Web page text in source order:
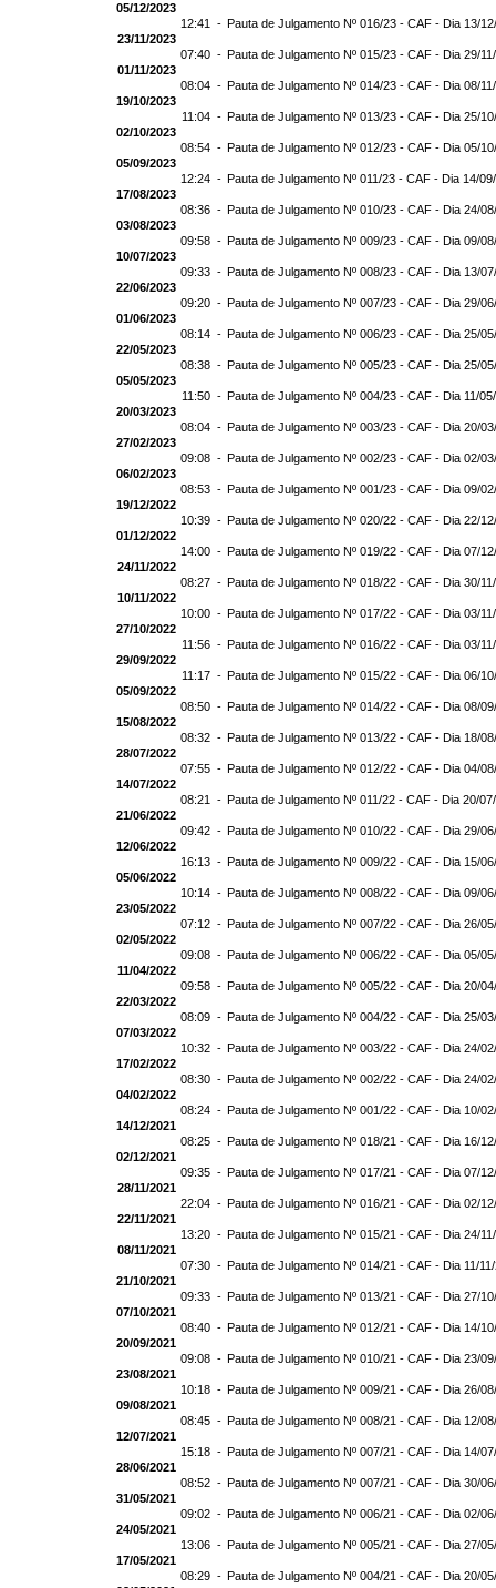
05/12/2023
12:41 - Pauta de Julgamento Nº 016/23 - CAF - Dia 13/
23/11/2023
07:40 - Pauta de Julgamento Nº 015/23 - CAF - Dia 29/
01/11/2023
08:04 - Pauta de Julgamento Nº 014/23 - CAF - Dia 08/
19/10/2023
11:04 - Pauta de Julgamento Nº 013/23 - CAF - Dia 25/
02/10/2023
08:54 - Pauta de Julgamento Nº 012/23 - CAF - Dia 05/
05/09/2023
12:24 - Pauta de Julgamento Nº 011/23 - CAF - Dia 14/
17/08/2023
08:36 - Pauta de Julgamento Nº 010/23 - CAF - Dia 24/
03/08/2023
09:58 - Pauta de Julgamento Nº 009/23 - CAF - Dia 09/
10/07/2023
09:33 - Pauta de Julgamento Nº 008/23 - CAF - Dia 13/
22/06/2023
09:20 - Pauta de Julgamento Nº 007/23 - CAF - Dia 29/
01/06/2023
08:14 - Pauta de Julgamento Nº 006/23 - CAF - Dia 25/
22/05/2023
08:38 - Pauta de Julgamento Nº 005/23 - CAF - Dia 25/
05/05/2023
11:50 - Pauta de Julgamento Nº 004/23 - CAF - Dia 11/
20/03/2023
08:04 - Pauta de Julgamento Nº 003/23 - CAF - Dia 20/
27/02/2023
09:08 - Pauta de Julgamento Nº 002/23 - CAF - Dia 02/
06/02/2023
08:53 - Pauta de Julgamento Nº 001/23 - CAF - Dia 09/
19/12/2022
10:39 - Pauta de Julgamento Nº 020/22 - CAF - Dia 22/
01/12/2022
14:00 - Pauta de Julgamento Nº 019/22 - CAF - Dia 07/
24/11/2022
08:27 - Pauta de Julgamento Nº 018/22 - CAF - Dia 30/
10/11/2022
10:00 - Pauta de Julgamento Nº 017/22 - CAF - Dia 03/
27/10/2022
11:56 - Pauta de Julgamento Nº 016/22 - CAF - Dia 03/
29/09/2022
11:17 - Pauta de Julgamento Nº 015/22 - CAF - Dia 06/
05/09/2022
08:50 - Pauta de Julgamento Nº 014/22 - CAF - Dia 08/
15/08/2022
08:32 - Pauta de Julgamento Nº 013/22 - CAF - Dia 18/
28/07/2022
07:55 - Pauta de Julgamento Nº 012/22 - CAF - Dia 04/
14/07/2022
08:21 - Pauta de Julgamento Nº 011/22 - CAF - Dia 20/
21/06/2022
09:42 - Pauta de Julgamento Nº 010/22 - CAF - Dia 29/
12/06/2022
16:13 - Pauta de Julgamento Nº 009/22 - CAF - Dia 15/
05/06/2022
10:14 - Pauta de Julgamento Nº 008/22 - CAF - Dia 09/
23/05/2022
07:12 - Pauta de Julgamento Nº 007/22 - CAF - Dia 26/
02/05/2022
09:08 - Pauta de Julgamento Nº 006/22 - CAF - Dia 05/
11/04/2022
09:58 - Pauta de Julgamento Nº 005/22 - CAF - Dia 20/
22/03/2022
08:09 - Pauta de Julgamento Nº 004/22 - CAF - Dia 25/
07/03/2022
10:32 - Pauta de Julgamento Nº 003/22 - CAF - Dia 24/
17/02/2022
08:30 - Pauta de Julgamento Nº 002/22 - CAF - Dia 24/
04/02/2022
08:24 - Pauta de Julgamento Nº 001/22 - CAF - Dia 10/
14/12/2021
08:25 - Pauta de Julgamento Nº 018/21 - CAF - Dia 16/
02/12/2021
09:35 - Pauta de Julgamento Nº 017/21 - CAF - Dia 07/
28/11/2021
22:04 - Pauta de Julgamento Nº 016/21 - CAF - Dia 02/
22/11/2021
13:20 - Pauta de Julgamento Nº 015/21 - CAF - Dia 24/
08/11/2021
07:30 - Pauta de Julgamento Nº 014/21 - CAF - Dia 11/
21/10/2021
09:33 - Pauta de Julgamento Nº 013/21 - CAF - Dia 27/
07/10/2021
08:40 - Pauta de Julgamento Nº 012/21 - CAF - Dia 14/
20/09/2021
09:08 - Pauta de Julgamento Nº 010/21 - CAF - Dia 23/
23/08/2021
10:18 - Pauta de Julgamento Nº 009/21 - CAF - Dia 26/
09/08/2021
08:45 - Pauta de Julgamento Nº 008/21 - CAF - Dia 12/
12/07/2021
15:18 - Pauta de Julgamento Nº 007/21 - CAF - Dia 14/
28/06/2021
08:52 - Pauta de Julgamento Nº 007/21 - CAF - Dia 30/
31/05/2021
09:02 - Pauta de Julgamento Nº 006/21 - CAF - Dia 02/
24/05/2021
13:06 - Pauta de Julgamento Nº 005/21 - CAF - Dia 27/
17/05/2021
08:29 - Pauta de Julgamento Nº 004/21 - CAF - Dia 20/